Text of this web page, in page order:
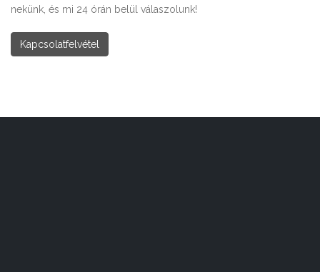
nekünk, és mi 24 órán belül válaszolunk!
Kapcsolatfelvétel